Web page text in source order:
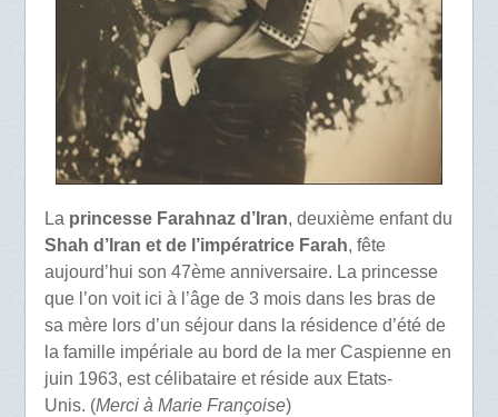
La princesse Farahnaz d’Iran, deuxième enfant du
Shah d’Iran et de l’impératrice Farah, fête
aujourd’hui son 47ème anniversaire. La princesse
que l’on voit ici à l’âge de 3 mois dans les bras de
sa mère lors d’un séjour dans la résidence d’été de
la famille impériale au bord de la mer Caspienne en
juin 1963, est célibataire et réside aux Etats-
Unis. (Merci à Marie Françoise)